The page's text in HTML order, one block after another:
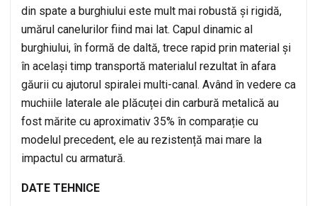
din spate a burghiului este mult mai robustă și rigidă,
umărul canelurilor fiind mai lat. Capul dinamic al
burghiului, în formă de daltă, trece rapid prin material și
în același timp transportă materialul rezultat în afara
găurii cu ajutorul spiralei multi-canal. Având în vedere ca
muchiile laterale ale plăcuței din carbură metalică au
fost mărite cu aproximativ 35% în comparație cu
modelul precedent, ele au rezistență mai mare la
impactul cu armatură.
DATE TEHNICE